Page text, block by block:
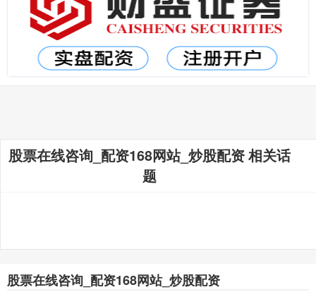
股票在线咨询_配资168网站_炒股配资 相关话
题
股票在线咨询_配资168网站_炒股配资